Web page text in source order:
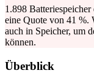
1.898
eine Quote von 41 %.
auch in Speicher, um
können.
Überblick